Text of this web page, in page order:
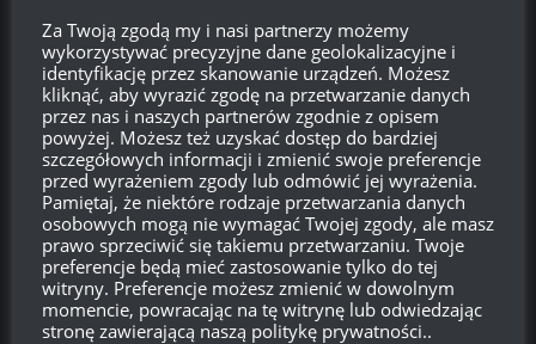
LOGOWANIE
Zarejestruj się
Zaloguj się
Kanał wpisów
Kanał komentarzy
WordPress.org
Za Twoją zgodą my i nasi partnerzy możemy
wykorzystywać precyzyjne dane geolokalizacyjne i
identyfikację przez skanowanie urządzeń. Możesz
kliknąć, aby wyrazić zgodę na przetwarzanie danych
przez nas i naszych partnerów zgodnie z opisem
powyżej. Możesz też uzyskać dostęp do bardziej
szczegółowych informacji i zmienić swoje preferencje
przed wyrażeniem zgody lub odmówić jej wyrażenia.
Pamiętaj, że niektóre rodzaje przetwarzania danych
osobowych mogą nie wymagać Twojej zgody, ale masz
prawo sprzeciwić się takiemu przetwarzaniu. Twoje
preferencje będą mieć zastosowanie tylko do tej
witryny. Preferencje możesz zmienić w dowolnym
momencie, powracając na tę witrynę lub odwiedzając
stronę zawierającą naszą politykę prywatności..